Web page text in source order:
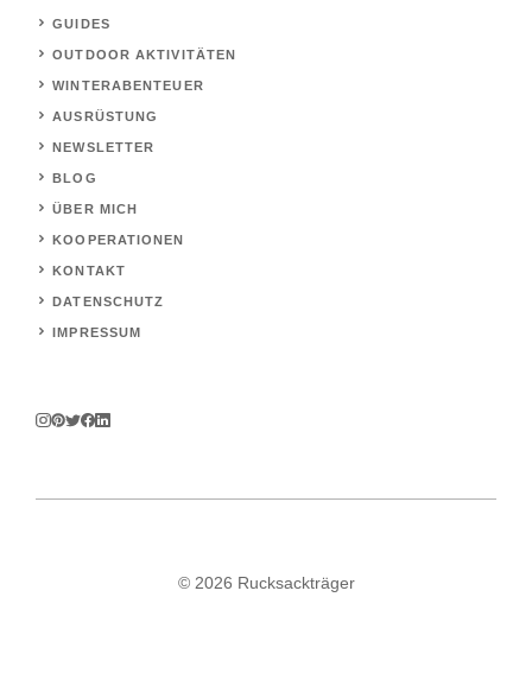
GUIDES
OUTDOOR AKTIVITÄTEN
WINTERABENTEUER
AUSRÜSTUNG
NEWSLETTER
BLOG
ÜBER MICH
KOOPERATIONEN
KONTAKT
DATENSCHUTZ
IMPRESSUM
© 2026 Rucksackträger